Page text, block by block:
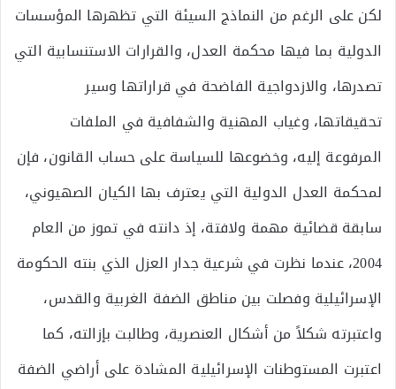
لكن على الرغم من النماذج السيئة التي تظهرها المؤسسات
الدولية بما فيها محكمة العدل، والقرارات الاستنسابية التي
تصدرها، والازدواجية الفاضحة في قراراتها وسير
تحقيقاتها، وغياب المهنية والشفافية في الملفات
المرفوعة إليه، وخضوعها للسياسة على حساب القانون، فإن
لمحكمة العدل الدولية التي يعترف بها الكيان الصهيوني،
سابقة قضائية مهمة ولافتة، إذ دانته في تموز من العام
2004، عندما نظرت في شرعية جدار العزل الذي بنته الحكومة
الإسرائيلية وفصلت بين مناطق الضفة الغربية والقدس،
واعتبرته شكلاً من أشكال العنصرية، وطالبت بإزالته، كما
اعتبرت المستوطنات الإسرائيلية المشادة على أراضي الضفة